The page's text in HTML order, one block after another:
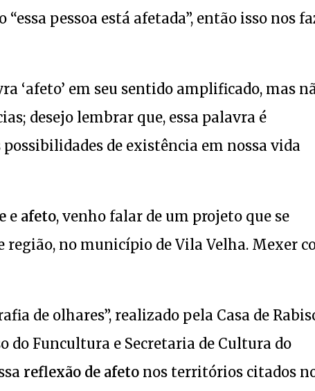
pessoa está afetada”, então isso nos
‘afeto’ em seu sentido amplificado, mas
desejo lembrar que, essa palavra é
de existência em nossa vida
e afeto, venho falar de um projeto que se
no município de Vila Velha. Mexer
de olhares”, realizado pela Casa de
do Funcultura e Secretaria de Cultura do
reflexão de afeto nos territórios citados